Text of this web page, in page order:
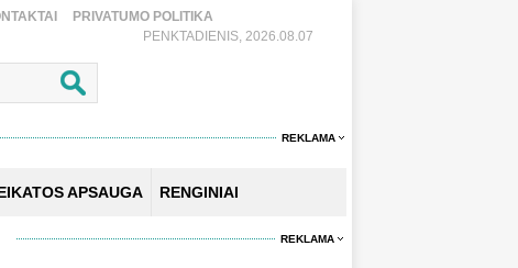
PRIVATUMO POLITIKA
PENKTADIENIS, 2026.08.07
REKLAMA
APSAUGA RENGINIAI
REKLAMA